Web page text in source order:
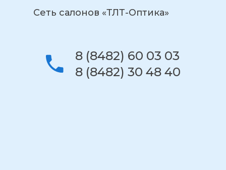
Сеть салонов «ТЛТ-Оптика»
8 (8482) 60 03 03
8 (8482) 30 48 40